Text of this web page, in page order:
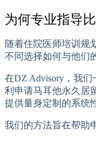
为何专业指导
随着住院医师培训规
不同选择如何与他们
在DZ Advisory， 我们
利申请马耳他永久居
提供量身定制的系统
我们的方法旨在帮助